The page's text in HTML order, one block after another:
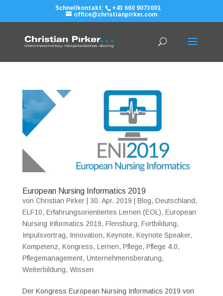
Schnellkontakt:
+43 660 9073001
office@christianpirker.com
European Nursing Informatics 2019
von Christian Pirker| 30. Apr. 2019 Blog, Deutschland,
ELF10, Erfahrungsorientiertes Lernen (EOL), European
Nursing Informatics 2019, Flensburg, Fortbildung,
Impulsvortrag, Innovation, Keynote, Keynote Speaker,
Kompetenz, Kongress, Lernen, Pflege, Pflege 4.0,
Pflegemanagement, Unternehmensberatung,
Weiterbildung, Wissen
Der Kongress European Nursing Informatics 2019 von